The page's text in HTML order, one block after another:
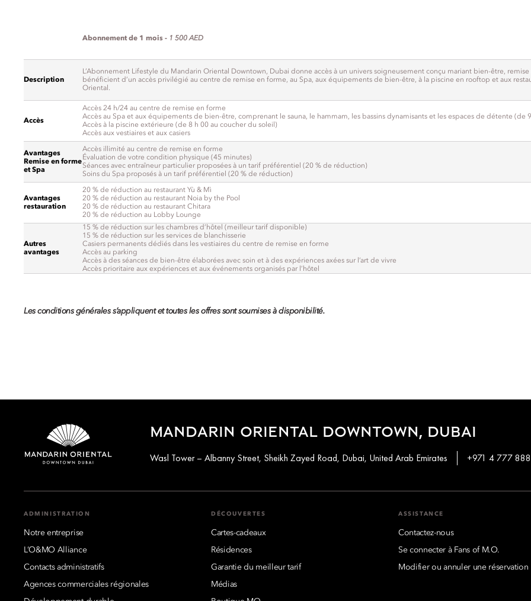
Abonnement de 1 mois - 1 500 AED
Description
L’Abonnement Lifestyle du Mandarin Oriental Downtown, Dubai donne accès à un univers soigneusement conçu mariant bien-être,
bénéficient d’un accès privilégié au centre de remise en forme, au Spa, aux équipements de bien-être, à la piscine en rooftop et aux
Oriental.
Accès
Accès 24 h/24 au centre de remise en forme
Accès au Spa et aux équipements de bien-être, comprenant le sauna, le hammam, les bassins dynamisants et les espaces de détente (de
Accès à la piscine extérieure (de 8 h 00 au coucher du soleil)
Accès aux vestiaires et aux casiers
Avantages
Remise en forme
et Spa
Accès illimité au centre de remise en forme
Évaluation de votre condition physique (45 minutes)
Séances avec entraîneur particulier proposées à un tarif préférentiel (20 % de réduction)
Soins du Spa proposés à un tarif préférentiel (20 % de réduction)
Avantages
restauration
20 % de réduction au restaurant Yù & Mì
20 % de réduction au restaurant Noia by the Pool
20 % de réduction au restaurant Chitara
20 % de réduction au Lobby Lounge
Autres
avantages
15 % de réduction sur les chambres d’hôtel (meilleur tarif disponible)
15 % de réduction sur les services de blanchisserie
Casiers permanents dédiés dans les vestiaires du centre de remise en forme
Accès au parking
Accès à des séances de bien-être élaborées avec soin et à des expériences axées sur l’art de vivre
Accès prioritaire aux expériences et aux événements organisés par l’hôtel
Les conditions générales s’appliquent et toutes les offres sont soumises à disponibilité.
MANDARIN ORIENTAL DOWNTOWN, DUBAI
Wasl Tower – Albanny Street, Sheikh Zayed Road, Dubai, United Arab Emirates +971 4 777
ADMINISTRATION
Notre entreprise
L’O&MO Alliance
Contacts administratifs
Agences commerciales régionales
DÉCOUVERTES
Cartes-cadeaux
Résidences
Garantie du meilleur tarif
Médias
ASSISTANCE
Contactez-nous
Se connecter à Fans of M.O.
Modifier ou annuler une réservation